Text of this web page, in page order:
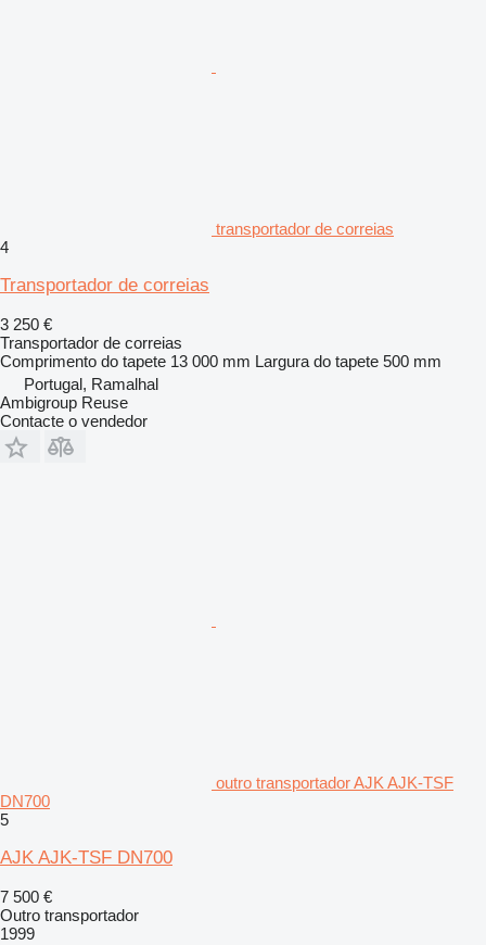
transportador de correias
4
Transportador de correias
3 250 €
Transportador de correias
Comprimento do tapete 13 000 mm Largura do tapete 500 mm
Portugal, Ramalhal
Ambigroup Reuse
Contacte o vendedor
outro transportador AJK AJK-TSF
DN700
5
AJK AJK-TSF DN700
7 500 €
Outro transportador
1999